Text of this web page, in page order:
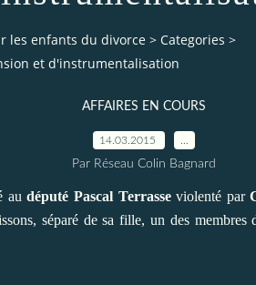
les enfants du divorce > Categories >
et d'instrumentalisation
AFFAIRES EN COURS
14.03.2015
Par Réseau Colin Bagnard
audéputé Pascal Terrasseviolenté par
séparé de sa fille, un des membres